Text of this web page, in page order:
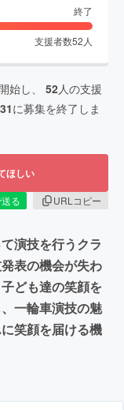
終了
支援者数52 人
始し、 52人の支援
に募集を終了しま
ほしい
る
URLコピー
演技を行うクラ
表の機会が失わ
ども達の笑顔を
一輪車演技の魅
笑顔を届ける機